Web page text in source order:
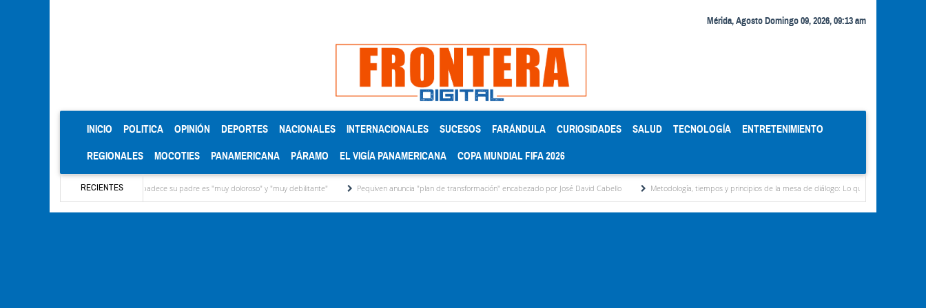
Mérida, Agosto Domingo 09, 2026, 09:13 am
INICIO (CURRENT)
POLITICA OPINIÓN DEPORTES NACIONALES INTERNACIONALES SUCESOS FARÁNDULA CURIOSIDADES SALUD TECNOLOGÍA ENTRETENIMIENTO
REGIONALES MOCOTIES PANAMERICANA PÁRAMO EL VIGÍA PANAMERICANA COPA MUNDIAL FIFA 2026
RECIENTES
reveló que el cáncer que padece su padre es "muy doloroso" y "muy debilitante" Pequiven anuncia "plan de transformación" encabezado por José David Cabello Metodología, tiempos y principios de la mesa de diálogo: Lo que ven analistas